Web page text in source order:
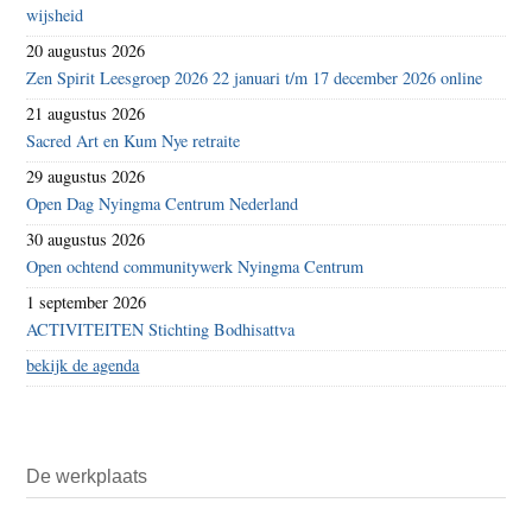
wijsheid
20 augustus 2026
Zen Spirit Leesgroep 2026 22 januari t/m 17 december 2026 online
21 augustus 2026
Sacred Art en Kum Nye retraite
29 augustus 2026
Open Dag Nyingma Centrum Nederland
30 augustus 2026
Open ochtend communitywerk Nyingma Centrum
1 september 2026
ACTIVITEITEN Stichting Bodhisattva
bekijk de agenda
De werkplaats